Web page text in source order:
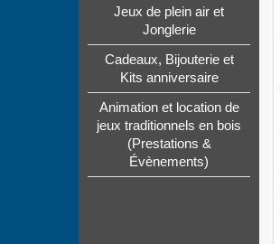
Jeux de plein air et
Jonglerie
Cadeaux, Bijouterie et
Kits anniversaire
Animation et location de
jeux traditionnels en bois
(Prestations &
Évènements)